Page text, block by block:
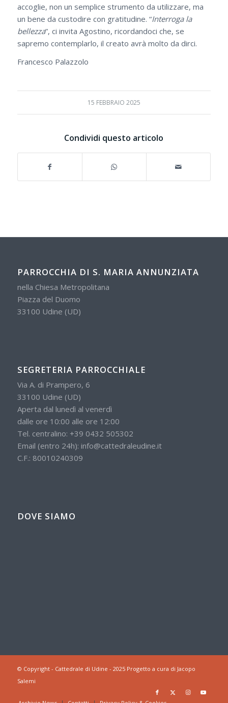
accoglie, non un semplice strumento da utilizzare, ma
un bene da custodire con gratitudine. “Interroga la
bellezza”, ci invita Agostino, ricordandoci che, se
sapremo contemplarlo, il creato avrà molto da dirci.
Francesco Palazzolo
15 FEBBRAIO 2025
Condividi questo articolo
PARROCCHIA DI S. MARIA ANNUNZIATA
nella Chiesa Metropolitana
Piazza del Duomo
33100 Udine (UD)
SEGRETERIA PARROCCHIALE
Via A. di Prampero, 6
33100 Udine (UD)
Aperta dal lunedì al venerdì
dalle ore 10:00 alle ore 12:00
Tel. centralino: +39 0432 505302
Email (entro 24h): info@cattedraleudine.it
C.F.: 80010240309
DOVE SIAMO
© Copyright - Cattedrale di Udine - 2025 Progetto a cura di Jacopo
Salemi